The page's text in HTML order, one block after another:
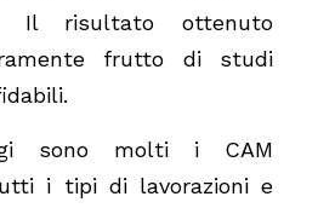
Il risultato ottenuto
frutto di studi
sono molti i CAM
i tipi di lavorazioni e